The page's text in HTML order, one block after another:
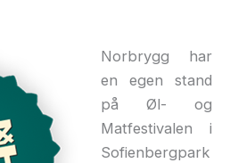
Norbrygg har
en egen stand
på Øl- og
Matfestivalen i
Sofienbergpark